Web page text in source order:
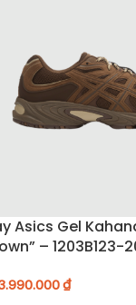
Asics Gel
– 1203B123-
₫